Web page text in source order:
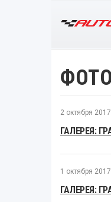
2 октября
ГАЛЕРЕЯ:
1 октября
ГАЛЕРЕЯ: